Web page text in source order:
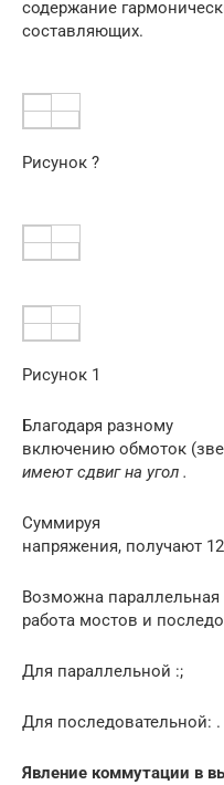
содержание
составляющих.
Рисунок ?
Рисунок 1
Благодаря разному
включению обмоток
имеют сдвиг на угол .
Суммируя
напряжения, получают
Возможна параллельная
работа мостов и
Для параллельной :;
Для последовательной: .
Явление коммутации в